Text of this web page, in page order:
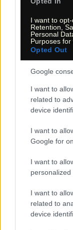
I want to
Retention,
Personal
Purposes for
Opted Out
Google
I want to
related to
device
I want to
Google for
I want to
personalized
I want to
related to
device
der Natur und
5.1 Interaktive